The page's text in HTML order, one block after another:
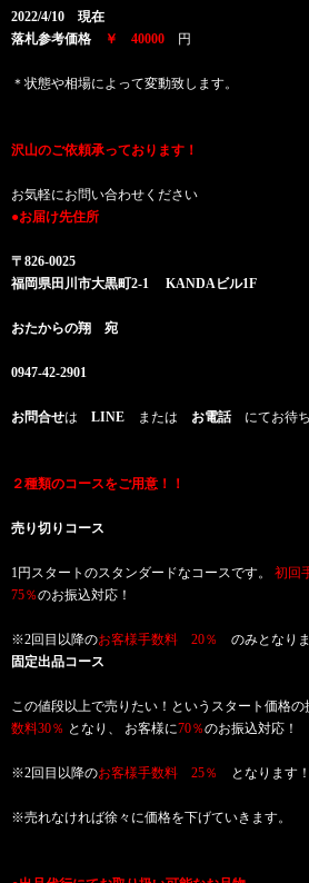
2022/4/10 現在
落札参考価格
￥ 40000 円
＊状態や相場によって変動致します。
沢山のご依頼承っております！
お気軽にお問い合わせください
●お届け先住所
〒826-0025
福岡県田川市大黒町2-1 KANDAビル1F
おたからの翔 宛
0947-42-2901
お問合せは LINE または お電話にてお待ち
２種類のコースをご用意！！
売り切りコース
1円スタートのスタンダードなコースです。 初回
75％のお振込対応！
※2回目以降のお客様手数料 20％ のみとなり
固定出品コース
この値段以上で売りたい！というスタート価格の
数料30％ となり、 お客様に70％のお振込対応！
※2回目以降のお客様手数料 25％ となります！
※売れなければ徐々に価格を下げていきます。